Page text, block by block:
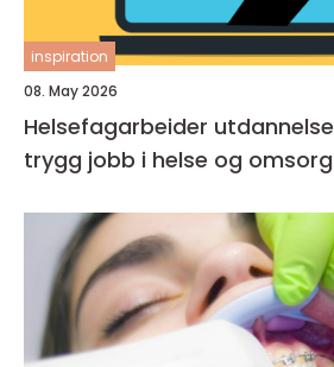
inspiration
08. May 2026
Helsefagarbeider utdannelse veien til en
trygg jobb i helse og omsorg